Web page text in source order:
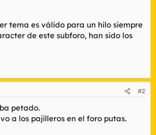
tema es válido para un hilo siempre
de este subforo, han sido los
#2
petado.
a los pajilleros en el foro putas.